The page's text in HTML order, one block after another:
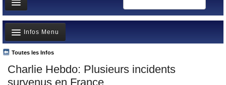
Page d'accueil
Infos
Gouvernement
Ministères/Directions
Charlie Hebdo: Plusieurs incidents
survenus en France
Toutes les Infos
Infos Menu
A la Une
Polémiques